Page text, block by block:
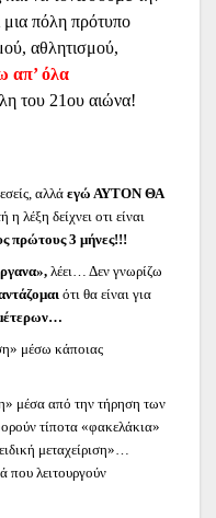
μια πόλη πρότυπο
αθλητισμού,
απ’ όλα
του 21ου αιώνα!
αλλά εγώ ΑΥΤΟΝ ΘΑ
η λέξη δείχνει οτι είναι
πρώτους 3 μήνες!!!
λέει… Δεν γνωρίζω
ότι θα είναι για
μέσω κάποιας
μέσα από την τήρηση των
τίποτα «φακελάκια»
μεταχείριση»…
που λειτουργούν